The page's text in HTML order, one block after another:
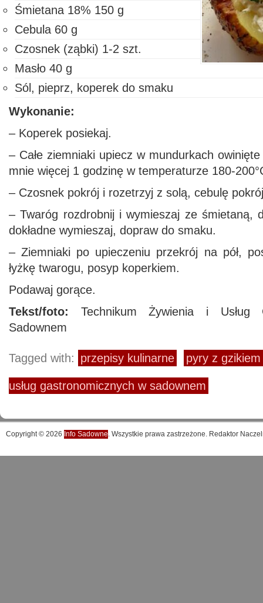
Śmietana 18% 150 g
Cebula 60 g
Czosnek (ząbki) 1-2 szt.
Masło 40 g
Sól, pieprz, koperek do smaku
Wykonanie:
– Koperek posiekaj.
– Całe ziemniaki upiecz w mundurkach
mnie więcej 1 godzinę w temperaturze 180-
– Czosnek pokrój i rozetrzyj z solą, cebulę
– Twaróg rozdrobnij i wymieszaj ze śmietaną,
dokładne wymieszaj, dopraw do smaku.
– Ziemniaki po upieczeniu przekrój na pół,
łyżkę twarogu, posyp koperkiem.
Podawaj gorące.
Tekst/foto: Technikum Żywienia i Usług
Sadownem
Tagged with: przepisy kulinarne pyry z gzikiem
usług gastronomicznych w sadownem
Copyright © 2026 Info Sadowne. Wszystkie prawa zastrzeżone. Redaktor